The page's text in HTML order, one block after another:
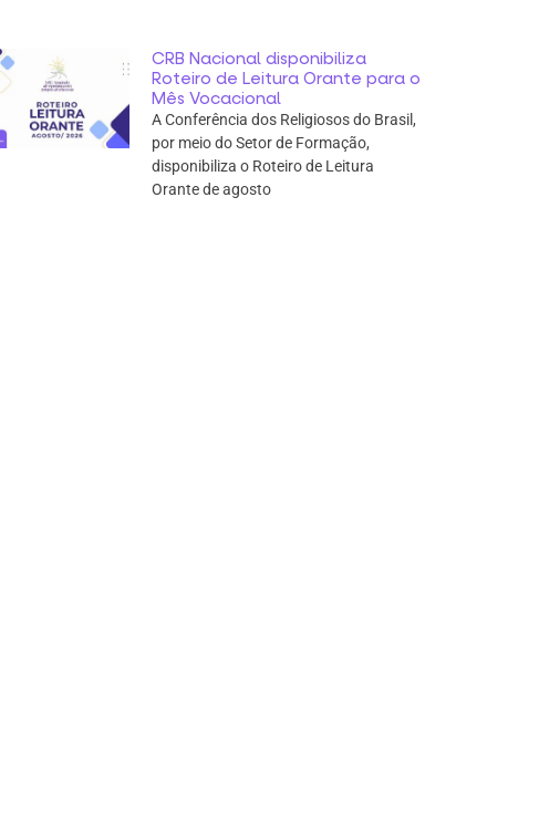
CRB Nacional disponibiliza
Roteiro de Leitura Orante para o
Mês Vocacional
A Conferência dos Religiosos do Brasil,
por meio do Setor de Formação,
disponibiliza o Roteiro de Leitura
Orante de agosto